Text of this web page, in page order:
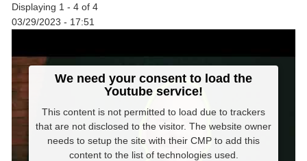
Displaying 1 - 4 of 4
03/29/2023 - 17:51
We need your consent to load the
Youtube service!
This content is not permitted to load due to trackers
that are not disclosed to the visitor. The website owner
needs to setup the site with their CMP to add this
content to the list of technologies used.